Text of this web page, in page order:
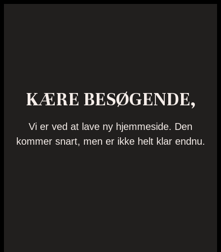
KÆRE BESØGENDE,
Vi er ved at lave ny hjemmeside. Den
kommer snart, men er ikke helt klar endnu.